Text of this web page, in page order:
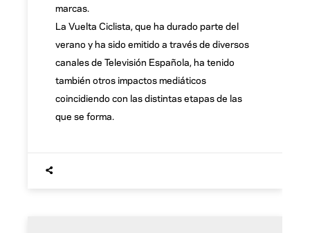
marcas.
La Vuelta Ciclista, que ha durado parte del
verano y ha sido emitido a través de diversos
canales de Televisión Española, ha tenido
también otros impactos mediáticos
coincidiendo con las distintas etapas de las
que se forma.